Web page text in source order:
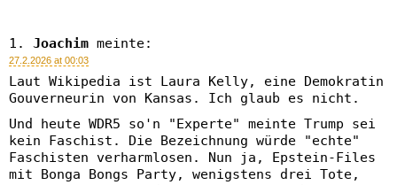
Joachim meinte:
27.2.2026 at 00:03
Laut Wikipedia ist Laura Kelly, eine Demokratin
Gouverneurin von Kansas. Ich glaub es nicht.
Und heute WDR5 so'n "Experte" meinte Trump sei
kein Faschist. Die Bezeichnung würde "echte"
Faschisten verharmlosen. Nun ja, Epstein-Files
mit Bonga Bongs Party, wenigstens drei Tote,